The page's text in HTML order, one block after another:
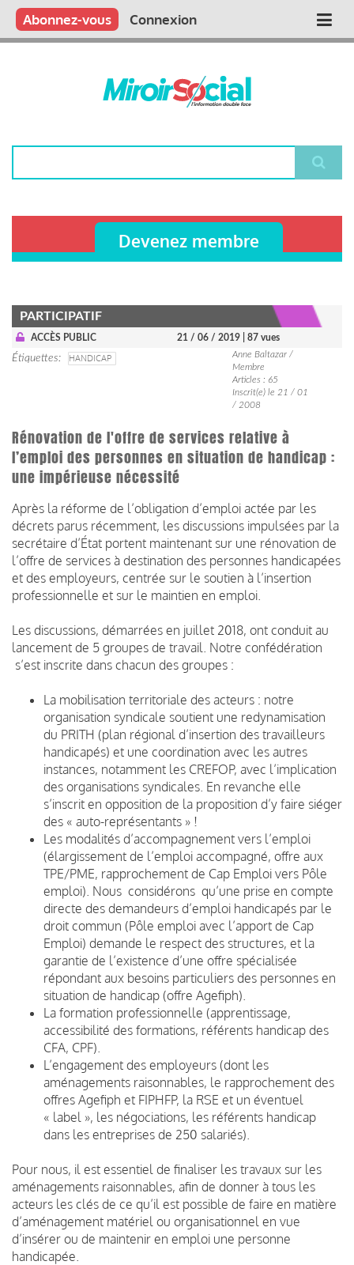
Aller
contenu
Main
Qui sommes nous ?
Vous publiez
Nous publions
Contactez-nous
Abonnez-vous Connexion
Devenez membre
PARTICIPATIF
ACCÈS PUBLIC 21 / 06 / 2019 | 87 vues
Étiquettes HANDICAP
Anne Baltazar /
Membre
Articles : 65
Inscrit(e) le 21 / 01
/ 2008
Rénovation de l'offre de services relative à
l’emploi des personnes en situation de handicap :
une impérieuse nécessité
Après la réforme de l’obligation d’emploi actée par les
décrets parus récemment, les discussions impulsées par la
secrétaire d’État portent maintenant sur une rénovation de
l’offre de services à destination des personnes handicapées
et des employeurs, centrée sur le soutien à l’insertion
professionnelle et sur le maintien en emploi.
Les discussions, démarrées en juillet 2018, ont conduit au
lancement de 5 groupes de travail. Notre confédération
s’est inscrite dans chacun des groupes :
La mobilisation territoriale des acteurs : notre
organisation syndicale soutient une redynamisation
du PRITH (plan régional d’insertion des travailleurs
handicapés) et une coordination avec les autres
instances, notamment les CREFOP, avec l’implication
des organisations syndicales. En revanche elle
s’inscrit en opposition de la proposition d’y faire siéger
des « auto-représentants » !
Les modalités d’accompagnement vers l’emploi
(élargissement de l’emploi accompagné, offre aux
TPE/PME, rapprochement de Cap Emploi vers Pôle
emploi). Nous considérons qu’une prise en compte
directe des demandeurs d’emploi handicapés par le
droit commun (Pôle emploi avec l’apport de Cap
Emploi) demande le respect des structures, et la
garantie de l’existence d’une offre spécialisée
répondant aux besoins particuliers des personnes en
situation de handicap (offre Agefiph).
La formation professionnelle (apprentissage,
accessibilité des formations, référents handicap des
CFA, CPF).
L’engagement des employeurs (dont les
aménagements raisonnables, le rapprochement des
offres Agefiph et FIPHFP, la RSE et un éventuel
« label », les négociations, les référents handicap
dans les entreprises de 250 salariés).
Pour nous, il est essentiel de finaliser les travaux sur les
aménagements raisonnables, afin de donner à tous les
acteurs les clés de ce qu’il est possible de faire en matière
d’aménagement matériel ou organisationnel en vue
d’insérer ou de maintenir en emploi une personne
handicapée.